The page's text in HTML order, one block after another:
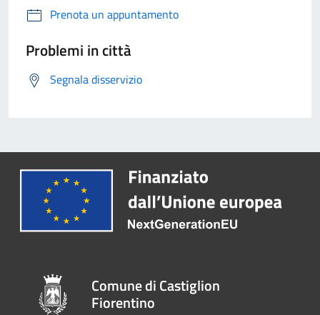
Prenota un appuntamento
Problemi in città
Segnala disservizio
Comune di Castiglion
Fiorentino